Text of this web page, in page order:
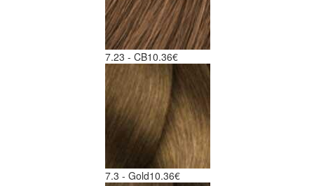
7.23 - CB10.36€
7.3 - Gold10.36€